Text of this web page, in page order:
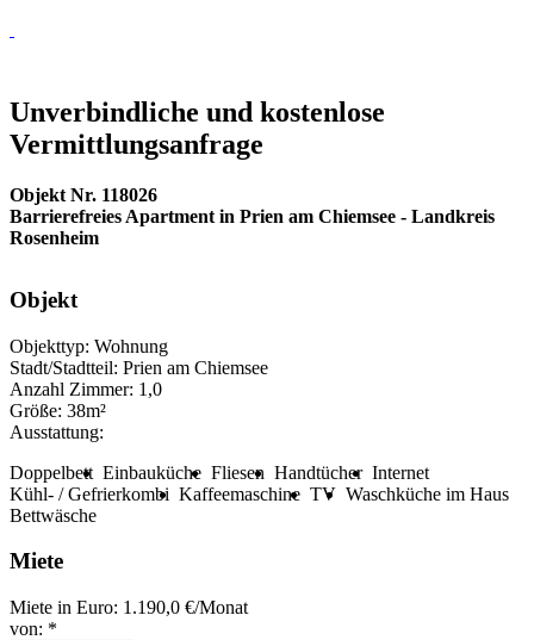
Unverbindliche und kostenlose
Vermittlungsanfrage
Objekt Nr. 118026
Barrierefreies Apartment in Prien am Chiemsee - Landkreis
Rosenheim
Objekt
Objekttyp: Wohnung
Stadt/Stadtteil: Prien am Chiemsee
Anzahl Zimmer: 1,0
Größe: 38m²
Ausstattung:
Doppelbett Einbauküche Fliesen Handtücher Internet
Kühl- / Gefrierkombi Kaffeemaschine TV Waschküche im Haus
Bettwäsche
Miete
Miete in Euro: 1.190,0 €/Monat
von: *